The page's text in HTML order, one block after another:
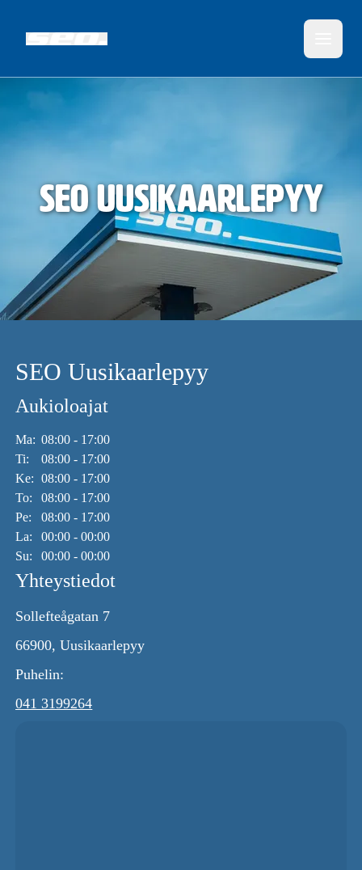
SEO Uusikaarlepyy
SEO Uusikaarlepyy
Aukioloajat
Ma: 08:00 - 17:00
Ti:
08:00 - 17:00
Ke: 08:00 - 17:00
To:
08:00 - 17:00
Pe:
08:00 - 17:00
La:
00:00 - 00:00
Su:
00:00 - 00:00
Yhteystiedot
Sollefteågatan 7
66900, Uusikaarlepyy
Puhelin:
041 3199264